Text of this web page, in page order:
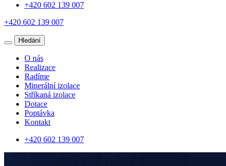
+420 602 139 007
+420 602 139 007
Hledání
O nás
Realizace
Radíme
Minerální izolace
Stříkaná izolace
Dotace
Poptávka
Kontakt
+420 602 139 007